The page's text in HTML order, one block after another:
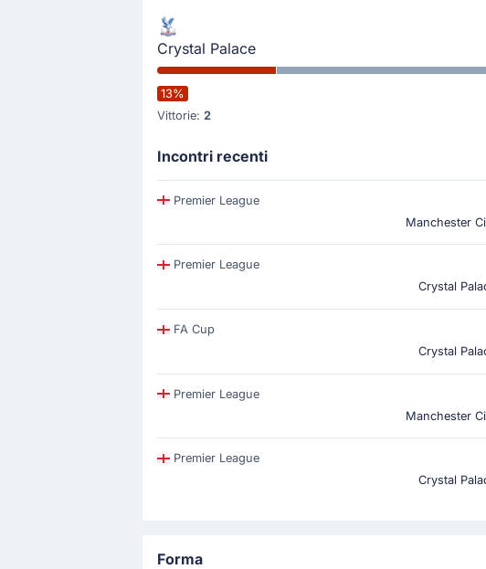
Crystal Palace
13%
Vittorie: 2
Incontri recenti
Premier League
Manchester
Premier League
Crystal
FA Cup
Crystal
Premier League
Manchester
Premier League
Crystal
Forma